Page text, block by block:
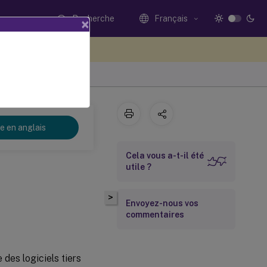
Recherche Français
en anglais
des logiciels tiers
>
Cela vous a-t-il été
utile ?
Envoyez-nous vos
commentaires
×